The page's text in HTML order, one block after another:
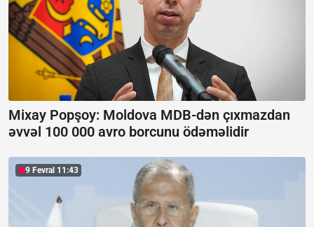
Mixay Popşoy: Moldova MDB-dən çıxmazdan
əvvəl 100 000 avro borcunu ödəməlidir
9 Fevral 11:43